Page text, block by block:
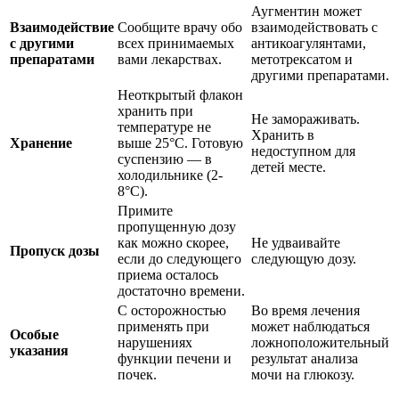
Взаимодействие
с другими
препаратами
Сообщите врачу обо
всех принимаемых
вами лекарствах.
Аугментин может
взаимодействовать с
антикоагулянтами,
метотрексатом и
другими препаратами.
Хранение
Неоткрытый флакон
хранить при
температуре не
выше 25°C. Готовую
суспензию — в
холодильнике (2-
8°C).
Не замораживать.
Хранить в
недоступном для
детей месте.
Пропуск дозы
Примите
пропущенную дозу
как можно скорее,
если до следующего
приема осталось
достаточно времени.
Не удваивайте
следующую дозу.
Особые
указания
С осторожностью
применять при
нарушениях
функции печени и
почек.
Во время лечения
может наблюдаться
ложноположительный
результат анализа
мочи на глюкозу.